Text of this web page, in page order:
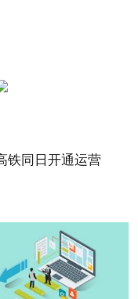
铁同日开通运营